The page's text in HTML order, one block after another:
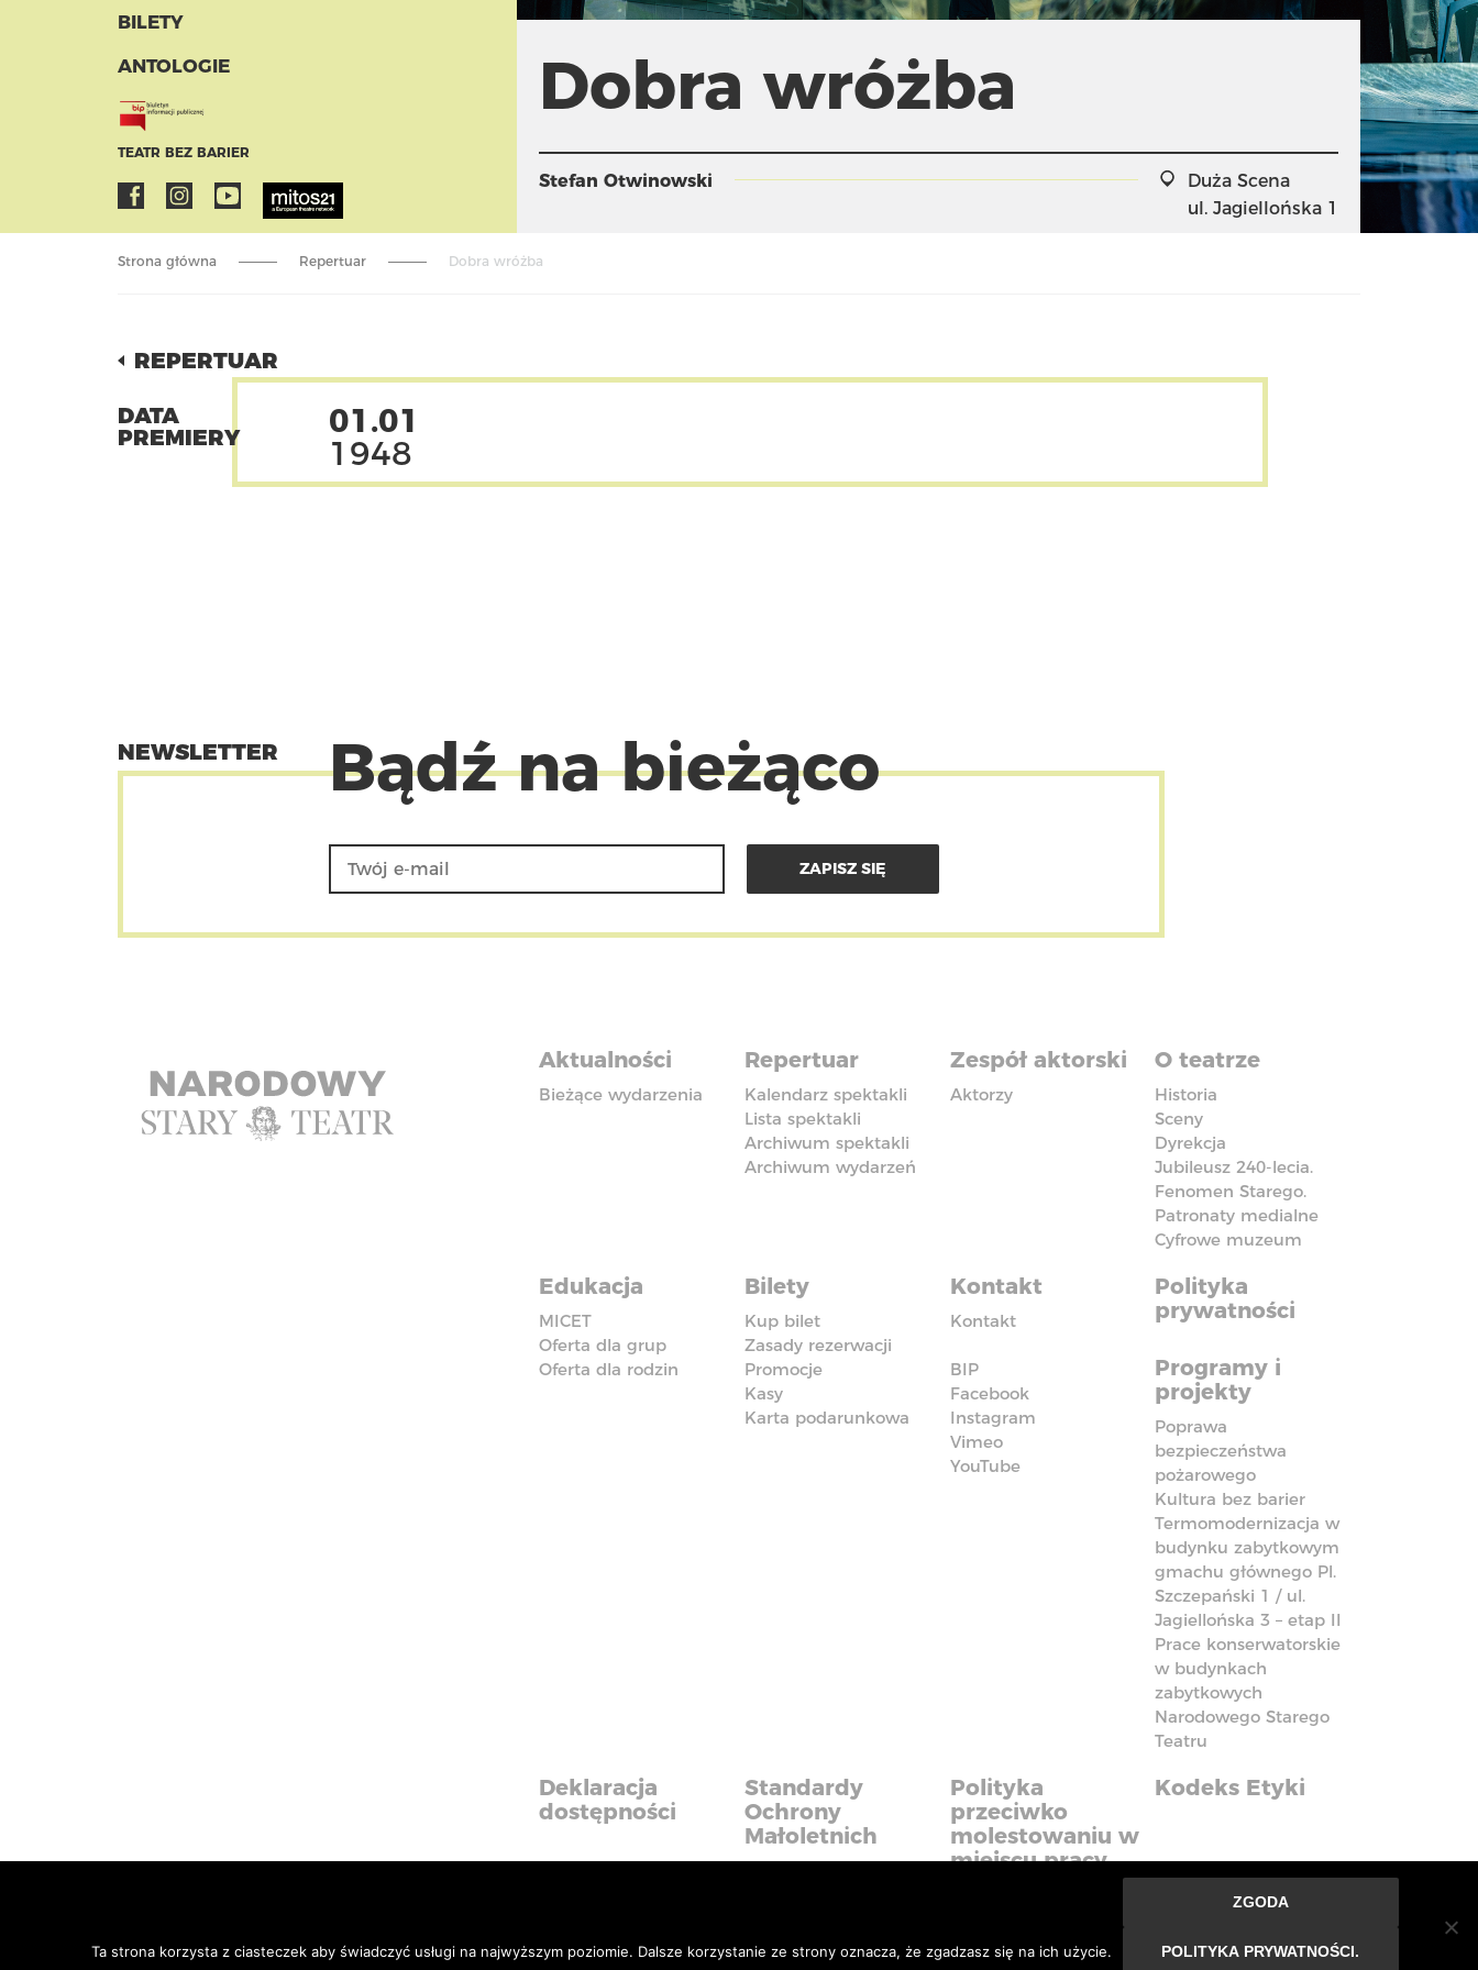
BILETY
ANTOLOGIE
TEATR BEZ BARIER
Dobra wróżba
Stefan Otwinowski
Duża Scena
ul. Jagiellońska 1
Strona główna Repertuar Dobra wróżba
REPERTUAR
DATA
PREMIERY
01.01
1948
NEWSLETTER Bądź na bieżąco
Aktualności
Bieżące wydarzenia
Repertuar
Kalendarz spektakli
Lista spektakli
Archiwum spektakli
Archiwum wydarzeń
Zespół aktorski
Aktorzy
O teatrze
Historia
Sceny
Dyrekcja
Jubileusz 240-lecia.
Fenomen Starego.
Patronaty medialne
Cyfrowe muzeum
Edukacja
MICET
Oferta dla grup
Oferta dla rodzin
Bilety
Kup bilet
Zasady rezerwacji
Promocje
Kasy
Karta podarunkowa
Kontakt
Kontakt
BIP
Facebook
Instagram
Vimeo
YouTube
Polityka
prywatności
Programy i
projekty
Poprawa
bezpieczeństwa
pożarowego
Kultura bez barier
Termomodernizacja w
budynku zabytkowym
gmachu głównego Pl.
Szczepański 1 / ul.
Jagiellońska 3 – etap II
Prace konserwatorskie
w budynkach
zabytkowych
Narodowego Starego
Teatru
Deklaracja
dostępności
Standardy
Ochrony
Małoletnich
Polityka
przeciwko
molestowaniu w
miejscu pracy
Kodeks Etyki
Ta strona korzysta z ciasteczek aby świadczyć usługi na najwyższym poziomie. Dalsze korzystanie ze strony oznacza, że zgadzasz się na ich użycie.
ZGODA
POLITYKA PRYWATNOŚCI.
Ta strona korzysta z ciasteczek aby świadczyć usługi na najwyższym poziomie. Dalsze korzystanie ze strony oznacza, że
zgadzasz się na ich użycie.